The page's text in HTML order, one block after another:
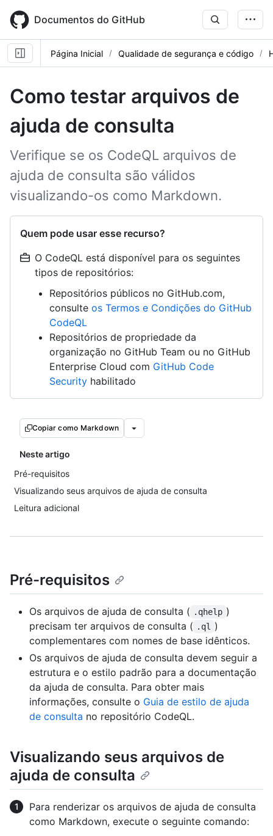
main
content
Documentos do GitHub
Página Inicial Qualidade de segurança e código
Como testar arquivos de
ajuda de consulta
Verifique se os CodeQL arquivos de
ajuda de consulta são válidos
visualizando-os como Markdown.
Quem pode usar esse recurso?
O CodeQL está disponível para os seguintes
tipos de repositórios:
Repositórios públicos no GitHub.com,
consulte os Termos e Condições do GitHub
CodeQL
Repositórios de propriedade da
organização no GitHub Team ou no GitHub
Enterprise Cloud com GitHub Code
Security habilitado
Copiar como Markdown
Neste artigo
Pré-requisitos
Visualizando seus arquivos de ajuda de consulta
Leitura adicional
Pré-requisitos
Os arquivos de ajuda de consulta ( .qhelp )
precisam ter arquivos de consulta ( .ql
)
complementares com nomes de base idênticos.
Os arquivos de ajuda de consulta devem seguir a
estrutura e o estilo padrão para a documentação
da ajuda de consulta. Para obter mais
informações, consulte o Guia de estilo de ajuda
de consulta no repositório CodeQL.
Visualizando seus arquivos de
ajuda de consulta
Para renderizar os arquivos de ajuda de consulta
como Markdown, execute o seguinte comando: